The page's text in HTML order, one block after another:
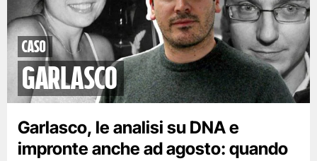
caso
garlasco
Garlasco, le analisi su DNA e
impronte anche ad agosto: quando